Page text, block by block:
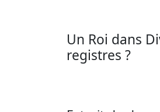
Un Roi dans
registres ?